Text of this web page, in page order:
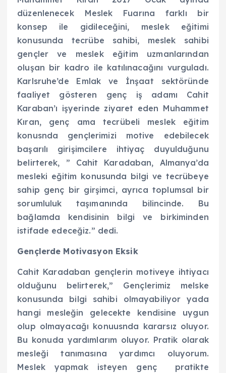
düzenlenecek Meslek Fuarına farklı bir
konsep ile gidileceğini, meslek eğitimi
konusunda tecrübe sahibi, meslek sahibi
gençler ve meslek eğitim uzmanlarından
oluşan bir kadro ile katılınacağını vurguladı.
Karlsruhe’de Emlak ve İnşaat sektöründe
faaliyet gösteren genç iş adamı Cahit
Karaban’ı işyerinde ziyaret eden Muhammet
Kıran, genç ama tecrübeli meslek eğitim
konusnda gençlerimizi motive edebilecek
başarılı girişimcilere ihtiyaç duyulduğunu
belirterek, ” Cahit Karadaban, Almanya’da
mesleki eğitim konusunda bilgi ve tecrübeye
sahip genç bir girşimci, ayrıca toplumsal bir
sorumluluk taşımanında bilincinde. Bu
bağlamda kendisinin bilgi ve birkiminden
istifade edeceğiz.” dedi.
Gençlerde Motivasyon Eksik
Cahit Karadaban gençlerin motiveye ihtiyacı
olduğunu belirterek,” Gençlerimiz melske
konusunda bilgi sahibi olmayabiliyor yada
hangi mesleğin gelecekte kendisine uygun
olup olmayacağı konuusnda kararsız oluyor.
Bu konuda yardımlarım oluyor. Pratik olarak
mesleği tanımasına yardımcı oluyorum.
Meslek yapmak isteyen genç pratikte